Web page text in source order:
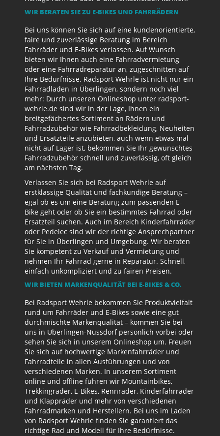
WIR BERATEN SIE ZU E-BIKES UND FAHRRÄDERN
Bei uns können Sie sich auf eine kundenorientierte,
faire und zuverlässige Beratung im Bereich
Fahrräder und E-Bikes verlassen. Auf Wunsch
bieten wir Ihnen auch eine Fahrradvermietung
oder eine Fahrradreparatur an, zugeschnitten auf
Ihre Bedürfnisse. Radsport Wehrle ist nicht nur ein
Fahrradladen in Überlingen, sondern noch viel
mehr: Durch unseren Onlineshop unter radsport-
wehrle.de sind wir in der Lage, Ihnen ein
breitgefächertes Sortiment an Rädern und
Fahrradzubehör wie Fahrradbekleidung, Neuheiten
und Ersatzteile anzubieten, auch wenn etwas mal
nicht auf Lager ist, bekommen Sie Ihr gewünschtes
Fahrradzubehör schnell und zuverlässig, oft gleich
am nächsten Tag.
Verlassen Sie sich bei Radsport Wehrle auf
erstklassige Qualität und fachkundige Beratung –
egal ob es um eine Beratung zum passenden E-
Bike geht oder ob Sie ein bestimmtes Fahrrad oder
Ersatzteil suchen. Auch im Bereich Kinderfahrräder
oder Pedelec sind wir der richtige Ansprechpartner
für Sie in Überlingen und Umgebung. Wir beraten
Sie kompetent zu Verkauf und Vermietung und
nehmen Ihr Fahrrad gerne in Reparatur. Schnell,
einfach unkompliziert und zu fairen Preisen.
WIR BIETEN MARKENQUALITÄT BEI E-BIKES & CO.
Bei Radsport Wehrle bekommen Sie Produktvielfalt
rund um Fahrräder und E-Bikes sowie eine gut
durchmischte Markenqualität – kommen Sie bei
uns in Überlingen-Nussdorf persönlich vorbei oder
sehen Sie sich in unserem Onlineshop um. Freuen
Sie sich auf hochwertige Markenfahrräder und
Fahrradteile in allen Ausführungen und von
verschiedenen Marken. In unserem Sortiment
online und offline führen wir Mountainbikes,
Trekkingräder, E-Bikes, Rennräder, Kinderfahrräder
und Klappräder und mehr von verschiedenen
Fahrradmarken und Herstellern. Bei uns im Laden
von Radsport Wehrle finden Sie garantiert das
richtige Rad und Modell für Ihre Bedürfnisse.